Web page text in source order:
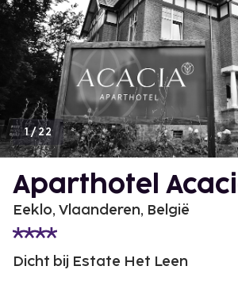
1/22
Aparthotel
Eeklo, Vlaanderen, België
Dicht bij Estate Het Leen